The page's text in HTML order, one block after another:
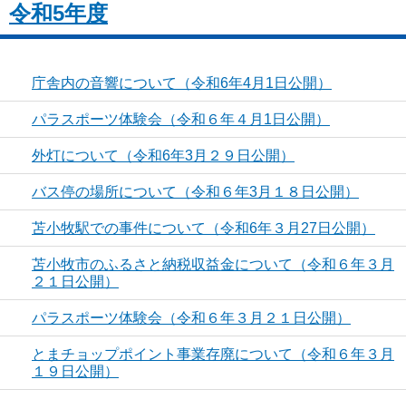
令和5年度
庁舎内の音響について（令和6年4月1日公開）
パラスポーツ体験会（令和６年４月1日公開）
外灯について（令和6年3月２９日公開）
バス停の場所について（令和６年3月１８日公開）
苫小牧駅での事件について（令和6年３月27日公開）
苫小牧市のふるさと納税収益金について（令和６年３月
２１日公開）
パラスポーツ体験会（令和６年３月２１日公開）
とまチョップポイント事業存廃について（令和６年３月
１９日公開）